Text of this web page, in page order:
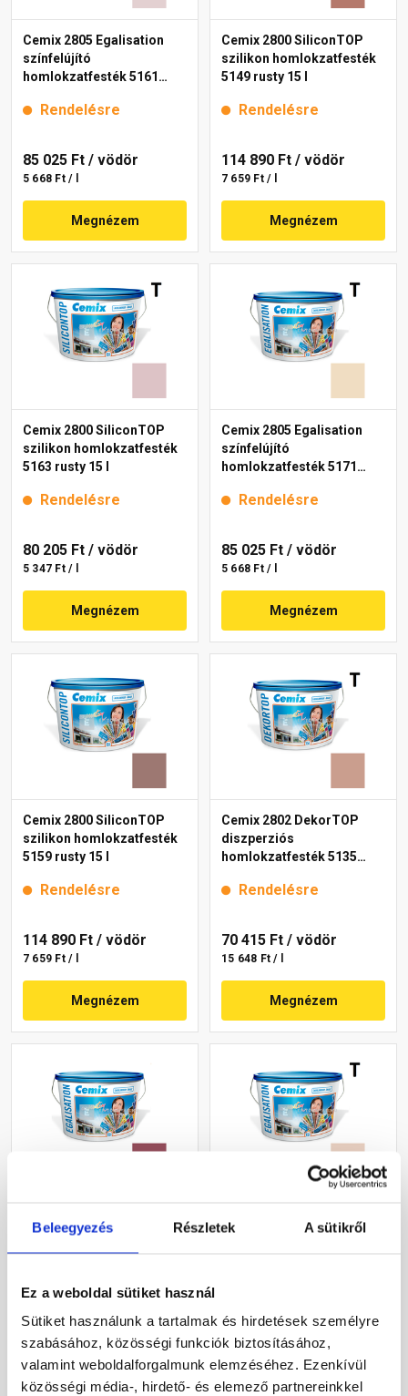
Beleegyezés Részletek A sütikről
Ez a weboldal sütiket használ
Sütiket használunk a tartalmak és hirdetések személyre
szabásához, közösségi funkciók biztosításához,
valamint weboldalforgalmunk elemzéséhez. Ezenkívül
közösségi média-, hirdető- és elemező partnereinkkel
Cemix 2805 Egalisation
színfelújító
homlokzatfesték 5161
Rendelésre
85 025 Ft / vödör
5 668 Ft / l
Megnézem
Cemix 2800 SiliconTOP
szilikon homlokzatfesték
5149 rusty 15 l
Rendelésre
114 890 Ft / vödör
7 659 Ft / l
Megnézem
Cemix 2800 SiliconTOP
szilikon homlokzatfesték
5163 rusty 15 l
Rendelésre
80 205 Ft / vödör
5 347 Ft / l
Megnézem
Cemix 2805 Egalisation
színfelújító
homlokzatfesték 5171
Rendelésre
85 025 Ft / vödör
5 668 Ft / l
Megnézem
Cemix 2800 SiliconTOP
szilikon homlokzatfesték
5159 rusty 15 l
Rendelésre
114 890 Ft / vödör
7 659 Ft / l
Megnézem
Cemix 2802 DekorTOP
diszperziós
homlokzatfesték 5135
Rendelésre
70 415 Ft / vödör
15 648 Ft / l
Megnézem
színfelújító
118 695 Ft/ vödör
7 913 Ft / l
Megnézem
színfelújító
91 245 Ft/ vödör
6 083 Ft / l
Megnézem